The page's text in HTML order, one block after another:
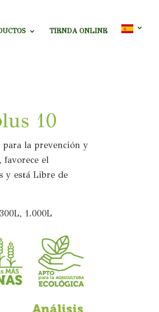
TIENDA ONLINE
10
la prevención y
favorece el
y está Libre de
1.000L